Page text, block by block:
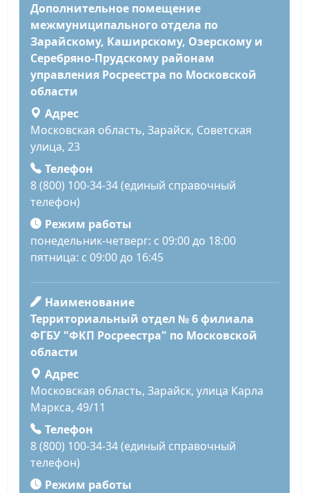
Дополнительное помещение
межмуниципального отдела по
Зарайскому, Каширскому, Озерскому и
Серебряно-Прудскому районам
управления Росреестра по Московской
области
Адрес
Московская область, Зарайск, Советская
улица, 23
Телефон
8 (800) 100-34-34 (единый справочный
телефон)
Режим работы
понедельник-четверг: с 09:00 до 18:00
пятница: с 09:00 до 16:45
Наименование
Территориальный отдел № 6 филиала
ФГБУ "ФКП Росреестра" по Московской
области
Адрес
Московская область, Зарайск, улица Карла
Маркса, 49/11
Телефон
8 (800) 100-34-34 (единый справочный
телефон)
Режим работы